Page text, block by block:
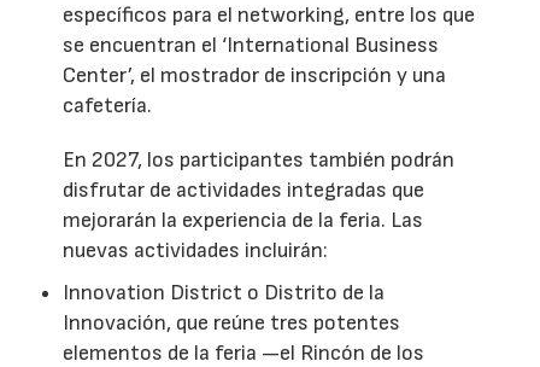
específicos para el networking, entre los que
se encuentran el ‘International Business
Center’, el mostrador de inscripción y una
cafetería.
En 2027, los participantes también podrán
disfrutar de actividades integradas que
mejorarán la experiencia de la feria. Las
nuevas actividades incluirán:
Innovation District o Distrito de la
Innovación, que reúne tres potentes
elementos de la feria —el Rincón de los